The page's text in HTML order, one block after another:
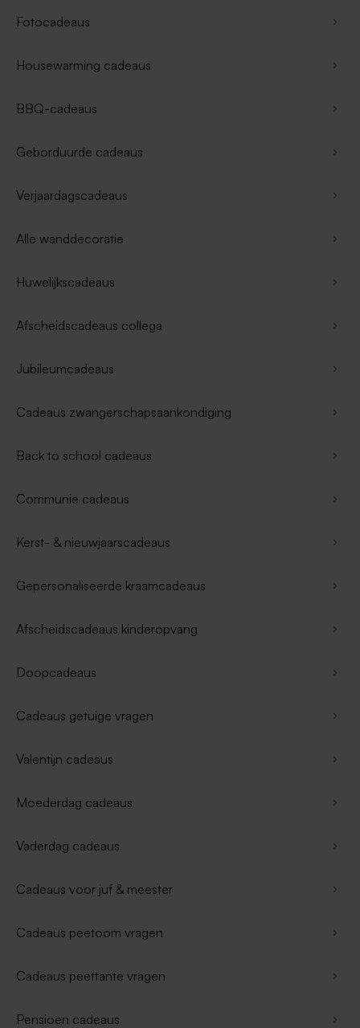
Fotocadeaus
Housewarming cadeaus
BBQ-cadeaus
Geborduurde cadeaus
Verjaardagscadeaus
Alle wanddecoratie
Huwelijkscadeaus
Afscheidscadeaus collega
Jubileumcadeaus
Cadeaus zwangerschapsaankondiging
Back to school cadeaus
Communie cadeaus
Kerst- & nieuwjaarscadeaus
Gepersonaliseerde kraamcadeaus
Afscheidscadeaus kinderopvang
Doopcadeaus
Cadeaus getuige vragen
Valentijn cadeaus
Moederdag cadeaus
Vaderdag cadeaus
Cadeaus voor juf & meester
Cadeaus peetoom vragen
Cadeaus peettante vragen
Pensioen cadeaus